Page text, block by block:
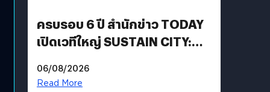
ครบรอบ 6 ปี สำนักข่าว TODAY
เปิดเวทีใหญ่ SUSTAIN CITY:
แนวทางปรับตัวสู่เศรษฐกิจสี
06/08/2026
Read More